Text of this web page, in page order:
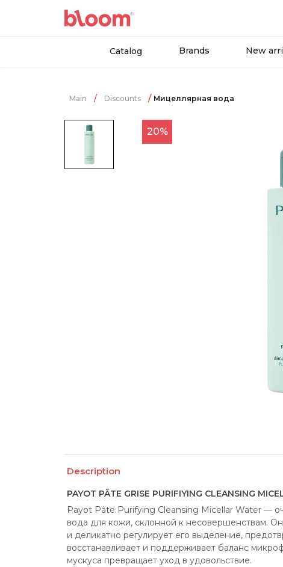
Catalog Brands New
Main Discounts Мицеллярная вода
20%
Description
PAYOT PÂTE GRISE PURIFIYING CLEANSING
Payot Pâte Purifying Cleansing Micellar Water —
вода для кожи, склонной к несовершенствам.
и деликатно регулирует его выделение,
восстанавливает и поддерживает баланс
мускуса превращает уход в удовольствие.